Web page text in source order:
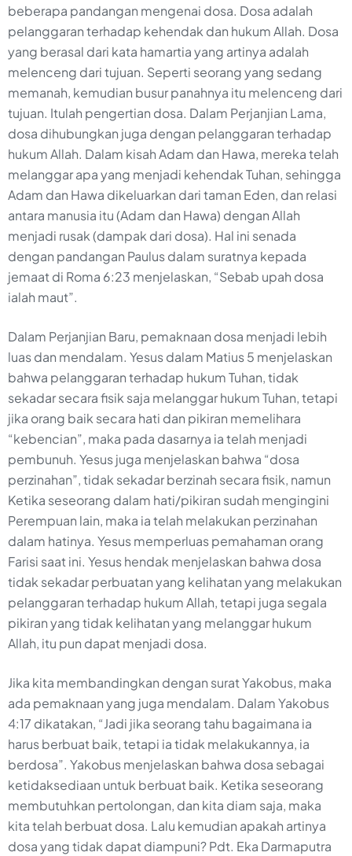
beberapa pandangan mengenai dosa. Dosa adalah
pelanggaran terhadap kehendak dan hukum Allah. Dosa
yang berasal dari kata hamartia yang artinya adalah
melenceng dari tujuan. Seperti seorang yang sedang
memanah, kemudian busur panahnya itu melenceng dari
tujuan. Itulah pengertian dosa. Dalam Perjanjian Lama,
dosa dihubungkan juga dengan pelanggaran terhadap
hukum Allah. Dalam kisah Adam dan Hawa, mereka telah
melanggar apa yang menjadi kehendak Tuhan, sehingga
Adam dan Hawa dikeluarkan dari taman Eden, dan relasi
antara manusia itu (Adam dan Hawa) dengan Allah
menjadi rusak (dampak dari dosa). Hal ini senada
dengan pandangan Paulus dalam suratnya kepada
jemaat di Roma 6:23 menjelaskan, “Sebab upah dosa
ialah maut”.
Dalam Perjanjian Baru, pemaknaan dosa menjadi lebih
luas dan mendalam. Yesus dalam Matius 5 menjelaskan
bahwa pelanggaran terhadap hukum Tuhan, tidak
sekadar secara fisik saja melanggar hukum Tuhan, tetapi
jika orang baik secara hati dan pikiran memelihara
“kebencian”, maka pada dasarnya ia telah menjadi
pembunuh. Yesus juga menjelaskan bahwa “dosa
perzinahan”, tidak sekadar berzinah secara fisik, namun
Ketika seseorang dalam hati/pikiran sudah mengingini
Perempuan lain, maka ia telah melakukan perzinahan
dalam hatinya. Yesus memperluas pemahaman orang
Farisi saat ini. Yesus hendak menjelaskan bahwa dosa
tidak sekadar perbuatan yang kelihatan yang melakukan
pelanggaran terhadap hukum Allah, tetapi juga segala
pikiran yang tidak kelihatan yang melanggar hukum
Allah, itu pun dapat menjadi dosa.
Jika kita membandingkan dengan surat Yakobus, maka
ada pemaknaan yang juga mendalam. Dalam Yakobus
4:17 dikatakan, “Jadi jika seorang tahu bagaimana ia
harus berbuat baik, tetapi ia tidak melakukannya, ia
berdosa”. Yakobus menjelaskan bahwa dosa sebagai
ketidaksediaan untuk berbuat baik. Ketika seseorang
membutuhkan pertolongan, dan kita diam saja, maka
kita telah berbuat dosa. Lalu kemudian apakah artinya
dosa yang tidak dapat diampuni? Pdt. Eka Darmaputra